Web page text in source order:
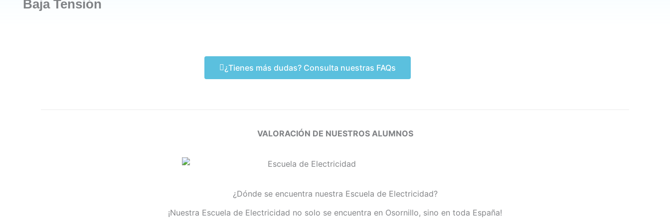
Baja Tensión
¿Tienes más dudas? Consulta nuestras FAQs
VALORACIÓN DE NUESTROS ALUMNOS
¿Dónde se encuentra nuestra Escuela de Electricidad?
¡Nuestra Escuela de Electricidad no solo se encuentra en Osornillo, sino en toda España!